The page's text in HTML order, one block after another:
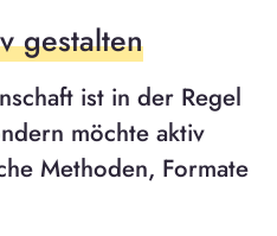
gestalten
ist in der Regel
möchte aktiv
Methoden, Formate